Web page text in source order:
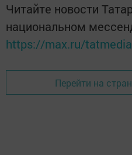
Читайте новости
национальном
https://max.ru/tatmedia
Перейти на